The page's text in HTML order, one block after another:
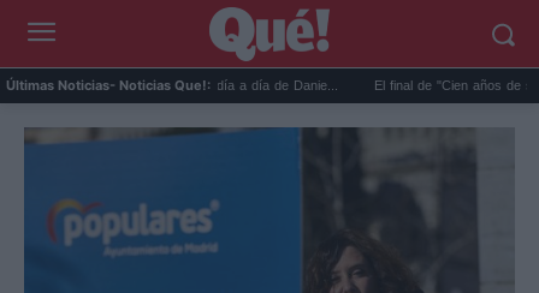
Últimas Noticias- Noticias Que!:
a la luz los detalles del día a día de Danie... El final de "Cien años de